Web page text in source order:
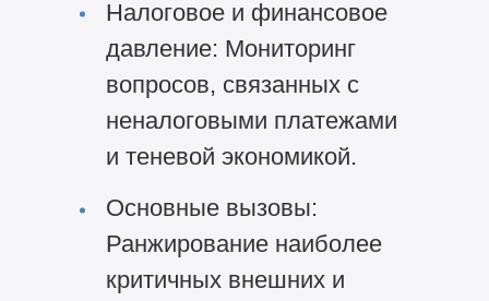
Налоговое и финансовое
давление: Мониторинг
вопросов, связанных с
неналоговыми платежами
и теневой экономикой.
Основные вызовы:
Ранжирование наиболее
критичных внешних и